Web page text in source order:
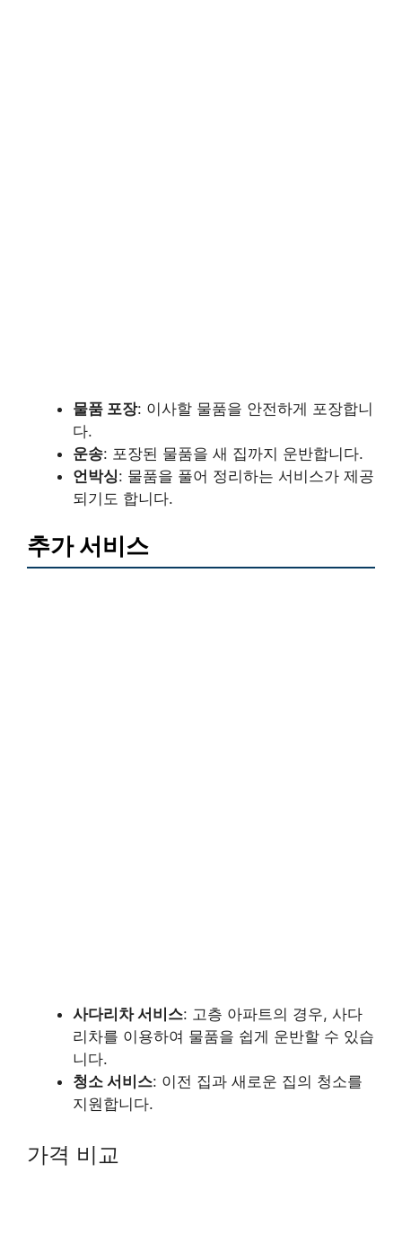
물품 포장: 이사할 물품을 안전하게 포장합니
다.
운송: 포장된 물품을 새 집까지 운반합니다.
언박싱: 물품을 풀어 정리하는 서비스가 제공
되기도 합니다.
추가 서비스
사다리차 서비스: 고층 아파트의 경우, 사다
리차를 이용하여 물품을 쉽게 운반할 수 있습
니다.
청소 서비스: 이전 집과 새로운 집의 청소를
지원합니다.
가격 비교